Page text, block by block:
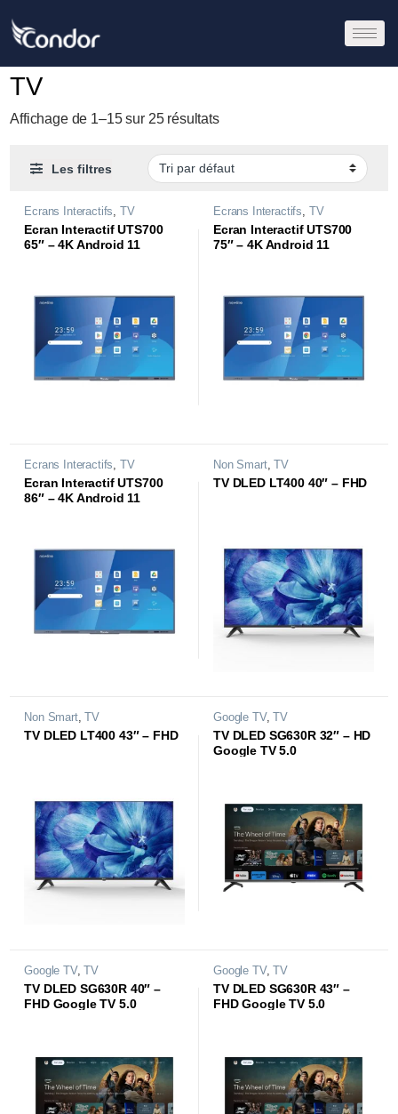
TV
Affichage de 1–15 sur 25 résultats
Les filtres
Ecrans Interactifs,TV
Ecran Interactif UTS700
65″ – 4K Android 11
Ecrans Interactifs, TV
Ecran Interactif UTS700
75″ – 4K Android 11
Ecrans Interactifs ,TV
Ecran Interactif UTS700
86″ – 4K Android 11
Non Smart,TV
TV DLED LT400 40″ – FHD
Non Smart,TV
TV DLED LT400 43″ – FHD
Google TV,TV
TV DLED SG630R 32″ – HD
Google TV 5.0
Google TV,TV
TV DLED SG630R 40″ –
FHD Google TV 5.0
Google TV,TV
TV DLED SG630R 43″ –
FHD Google TV 5.0